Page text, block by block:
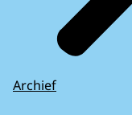
Archief